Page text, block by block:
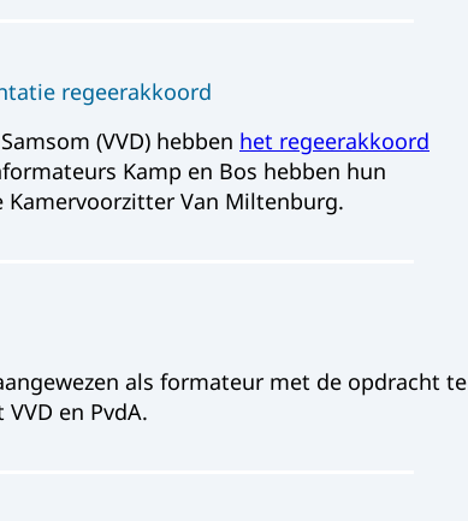
regeerakkoord
(VVD) hebben het regeerakkoord
Kamp en Bos hebben hun
Kamervoorzitter Van Miltenburg.
als formateur met de opdracht te
en PvdA.